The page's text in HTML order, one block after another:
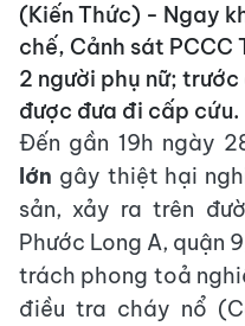
(Kiến Thức) - Ngay
chế, Cảnh sát PCCC
2 người phụ nữ;
được đưa đi cấp cứu.
Đến gần 19h ngày
lớn gây thiệt hại
sản, xảy ra trên
Phước Long A, quận
trách phong toả
điều tra cháy nổ